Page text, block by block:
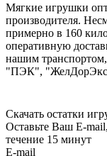
Мягкие игрушки
производителя.
примерно в 160
оперативную
нашим
"ПЭК",
Скачать остатки
Оставьте Ваш E-
течение 15 минут
E-mail